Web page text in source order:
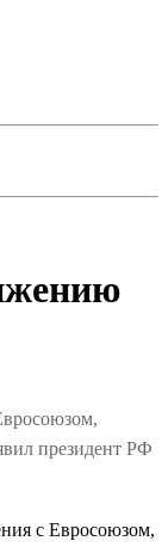
президент РФ
с Евросоюзом,